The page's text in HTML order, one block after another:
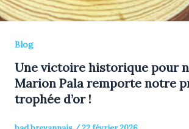
Blog
Une victoire historique pour
Marion Pala remporte notre
trophée d’or !